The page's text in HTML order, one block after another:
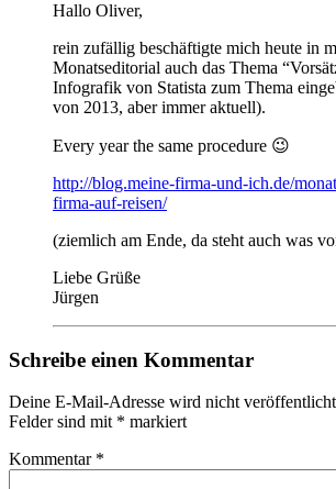
Hallo Oliver,
rein zufällig beschäftigte mich heute in
Monatseditorial auch das Thema
Infografik von Statista zum Thema
von 2013, aber immer aktuell).
Every year the same procedure 😉
http://blog.meine-firma-und-ich.de/
firma-auf-reisen/
(ziemlich am Ende, da steht auch was
Liebe Grüße
Jürgen
Schreibe einen Kommentar
Deine E-Mail-Adresse wird nicht
Felder sind mit * markiert
Kommentar *